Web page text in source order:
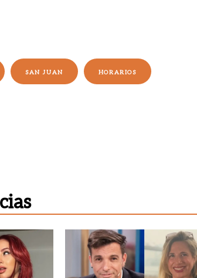
SAN JUAN HORARIOS